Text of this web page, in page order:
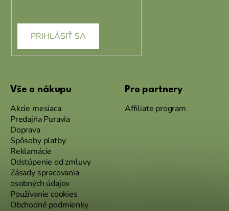
PRIHLÁSIŤ SA
Vše o nákupu
Akcie mesiaca
Predajňa Puravia
Doprava
Spôsoby platby
Reklamácie
Odstúpenie od zmluvy
Zásady spracovania
osobných údajov
Používanie cookies
Obchodné podmienky
Pro partnery
Affiliate program